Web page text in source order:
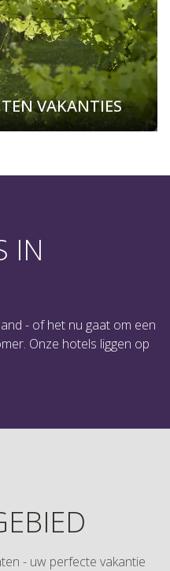
VAKANTIES
IN
- of het nu gaat om een
Onze hotels liggen op
- uw perfecte vakantie